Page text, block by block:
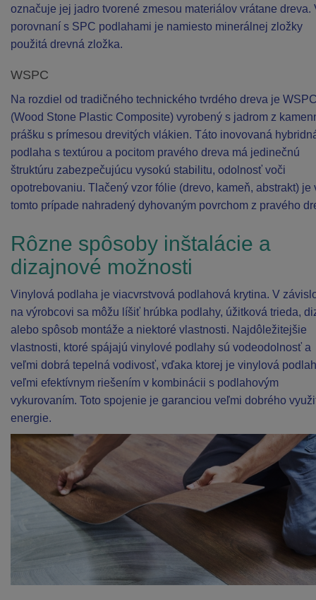
označuje jej jadro tvorené zmesou materiálov vrátane dreva.
porovnaní s SPC podlahami je namiesto minerálnej zložky
použitá drevná zložka.
WSPC
Na rozdiel od tradičného technického tvrdého dreva je
(Wood Stone Plastic Composite) vyrobený s jadrom z
prášku s prímesou drevitých vlákien. Táto inovovaná
podlaha s textúrou a pocitom pravého dreva má jedinečnú
štruktúru zabezpečujúcu vysokú stabilitu, odolnosť voči
opotrebovaniu. Tlačený vzor fólie (drevo, kameň, abstrakt) je
tomto prípade nahradený dyhovaným povrchom z pravého
Rôzne spôsoby inštalácie a
dizajnové možnosti
Vinylová podlaha je viacvrstvová podlahová krytina. V
na výrobcovi sa môžu líšiť hrúbka podlahy, úžitková trieda,
alebo spôsob montáže a niektoré vlastnosti. Najdôležitejšie
vlastnosti, ktoré spájajú vinylové podlahy sú vodeodolnosť a
veľmi dobrá tepelná vodivosť, vďaka ktorej je vinylová
veľmi efektívnym riešením v kombinácii s podlahovým
vykurovaním. Toto spojenie je garanciou veľmi dobrého
energie.